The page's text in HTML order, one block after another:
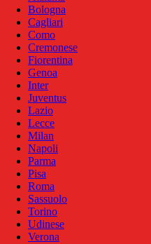
Bologna
Cagliari
Como
Cremonese
Fiorentina
Genoa
Inter
Juventus
Lazio
Lecce
Milan
Napoli
Parma
Pisa
Roma
Sassuolo
Torino
Udinese
Verona